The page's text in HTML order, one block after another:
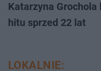
Katarzyna Grochola
hitu sprzed 22 lat
LOKALNIE: